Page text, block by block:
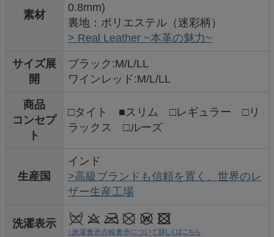
素材
0.8mm)
裏地：ポリエステル（迷彩柄）
> Real Leather ~本革の魅力~
サイズ展
開
ブラック:M/L/LL
ワインレッド:M/L/LL
商品
コンセプ
ト
□タイト ■スリム □レギュラー □リ
ラックス □ルーズ
生産国
インド
>高級ブランドも信頼を置く、世界のレ
ザー生産工場
洗濯表示